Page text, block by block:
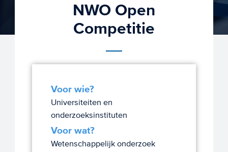
NWO Open
Competitie
Voor wie?
Universiteiten en
onderzoeksinstituten
Voor wat?
Wetenschappelijk onderzoek